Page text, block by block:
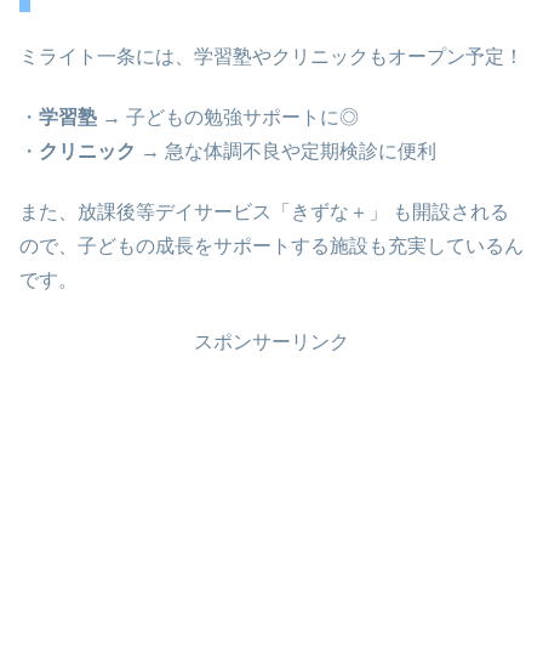
ミライト一条には、学習塾やクリニックもオープン予定！
・ 学習塾 → 子どもの勉強サポートに◎
・ クリニック → 急な体調不良や定期検診に便利
また、放課後等デイサービス「きずな＋」 も開設される
ので、子どもの成長をサポートする施設も充実しているん
です。
スポンサーリンク